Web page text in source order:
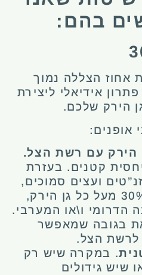
בהם:
אחוז הצללה נמוך
40%) היא פתרון אידיאלי ליצירת
הירק שלכם.
אופנים:
הירק עם רשת הצל.
קטנים. בעזרת
ועצים סמוכים,
תפרשו רשת צל 30% מעל כל גן הירק,
הדרומי ו\או המערבי.
בגובה שמאפשר
הצל.
. במקרה שיש רק
שיש גידולים